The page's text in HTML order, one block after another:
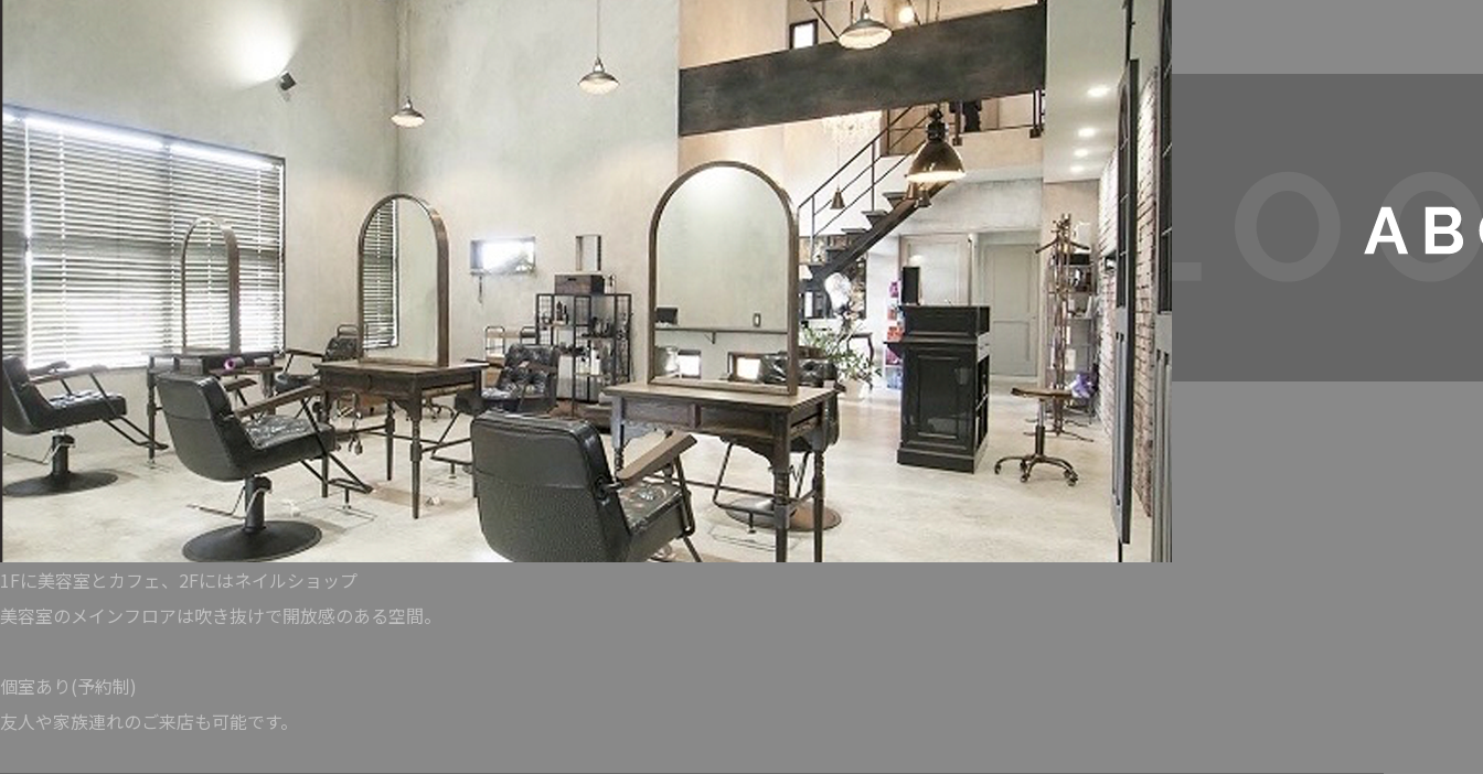
1Fに美容室とカフェ、2Fにはネイルショップ
美容室のメインフロアは吹き抜けで開放感のある空間。
個室あり(予約制)
友人や家族連れのご来店も可能です。